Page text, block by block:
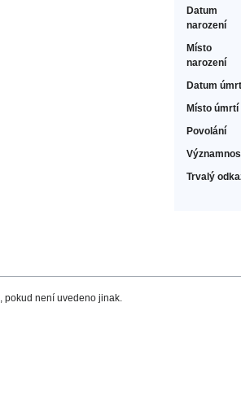
Datum
narození
Místo
narození
Datum
Místo úmrtí
Povolání
Trvalý
, pokud není uvedeno jinak.